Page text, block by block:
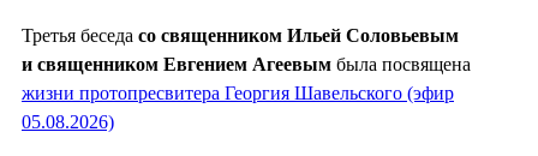
Третья беседа со священником Ильей Соловьевым
и священником Евгением Агеевым была посвящена
жизни протопресвитера Георгия Шавельского (эфир
05.08.2026)